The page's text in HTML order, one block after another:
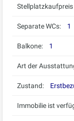
Separate WCs: 1
Balkone: 1
Art der
Zustand:
Immobilie ist